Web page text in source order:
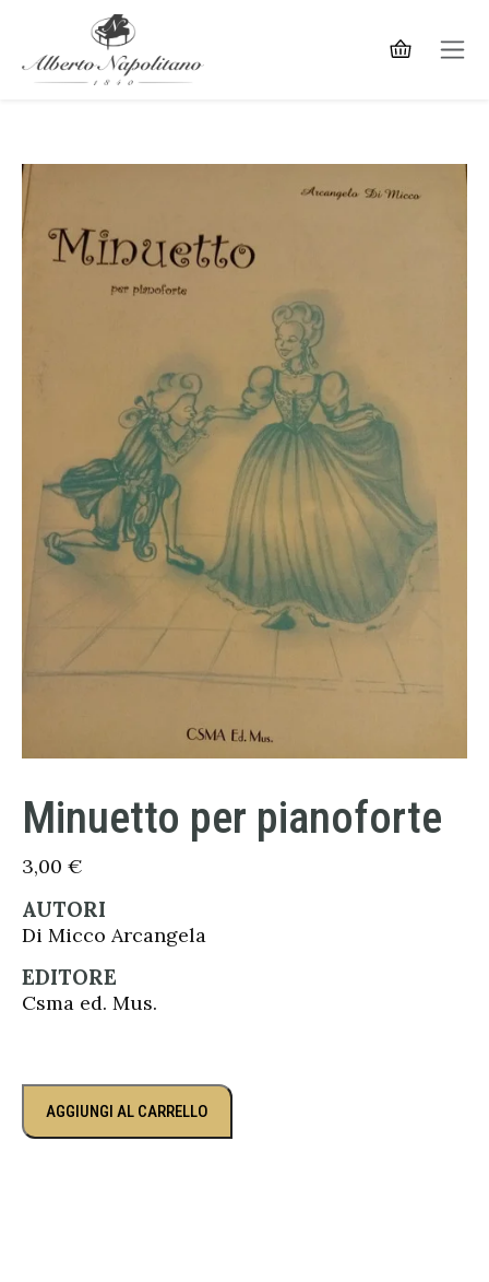
Minuetto per pianoforte
3,00 €
AUTORI
Di Micco Arcangela
EDITORE
Csma ed. Mus.
AGGIUNGI AL CARRELLO